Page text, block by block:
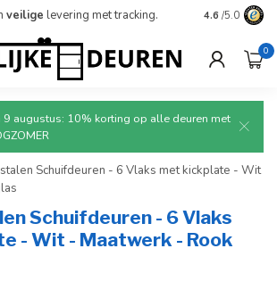
veilige levering met tracking. 4.6 /5.0
0
9 augustus: 10% korting op alle deuren met
Schuifdeuren - 6 Vlaks met kickplate - Wit
Schuifdeuren - 6 Vlaks
- Wit - Maatwerk - Rook